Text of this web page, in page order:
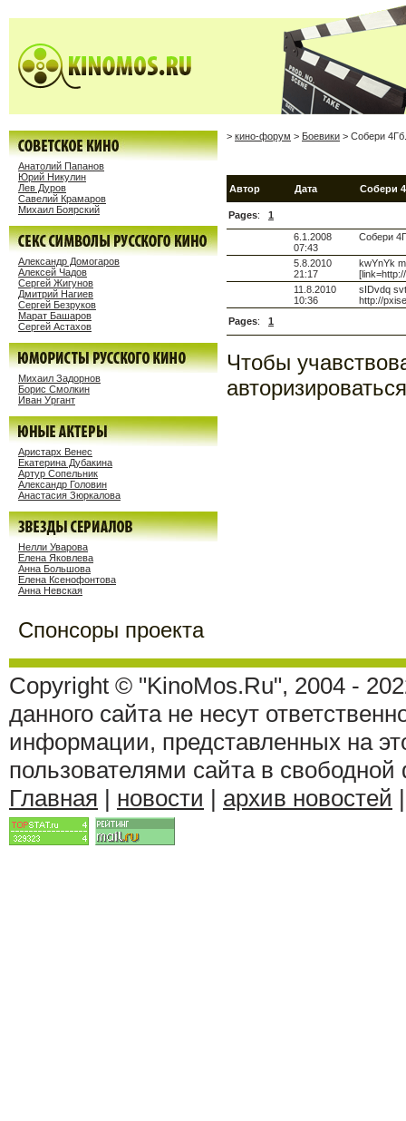
Анатолий Папанов
Юрий Никулин
Лев Дуров
Савелий Крамаров
Михаил Боярский
Александр Домогаров
Алексей Чадов
Сергей Жигунов
Дмитрий Нагиев
Сергей Безруков
Марат Башаров
Сергей Астахов
Михаил Задорнов
Борис Смолкин
Иван Ургант
Аристарх Венес
Екатерина Дубакина
Артур Сопельник
Александр Головин
Анастасия Зюркалова
Нелли Уварова
Елена Яковлева
Анна Большова
Елена Ксенофонтова
Анна Невская
Спонсоры проекта
> кино-форум > Боевики > Собери
Автор Дата Собери
Pages: 1
6.1.2008
07:43
Собери
5.8.2010
21:17
kwYnYk
11.8.2010
10:36
sIDvdq
http://
Pages: 1
Чтобы
Copyright © "KinoMos.Ru", 2004 -
данного сайта не несут
информации, представленных на
пользователями сайта в
Главная | новости | архив новостей